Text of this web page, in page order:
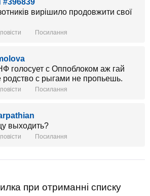
#396839
вирішило продовжити свої
Посилання
голосует с Оппоблоком аж гай
с рыгами не пропьешь.
Посилання
выходить?
Посилання
при отриманні списку